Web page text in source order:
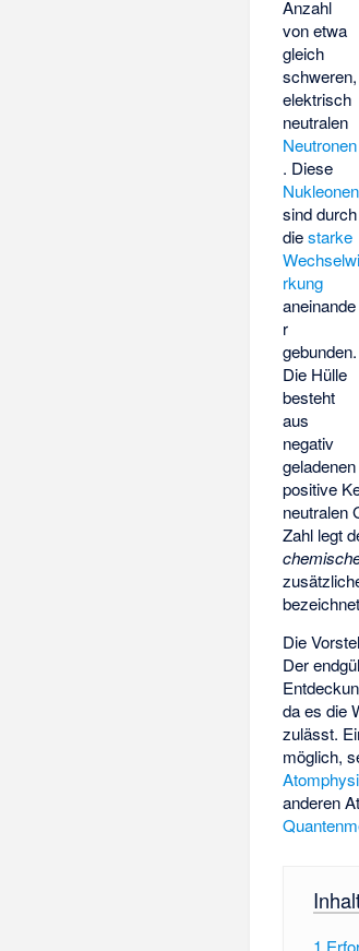
Anzahl
von etwa
gleich
schweren,
elektrisch
neutralen
Neutronen
. Diese
Nukleonen
sind durch
diestarke
Wechselwi
rkung
aneinande
r
gebunden.
Die Hülle
besteht
aus
negativ
geladenen
positive
neutralen
Zahl legt
Die
Der
da es die
zulässt.
möglich,
anderen